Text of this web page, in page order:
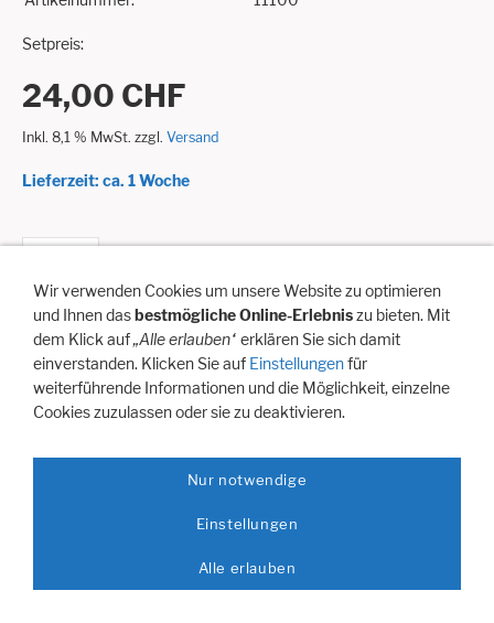
Setpreis:
24,00 CHF
Inkl. 8,1 % MwSt. zzgl. Versand
Lieferzeit: ca. 1 Woche
Für später merken
Slalomschwimmen unter Wasser. 4 Stück hellfarbige Streifen
150cm lang.
VertreterbesuchNewsletter Anmeldung
DatenschutzAGBCookies
Wir verwenden Cookies um unsere Website zu optimieren
und Ihnen dasbestmögliche Online-Erlebniszu bieten. Mit
dem Klick auf„Alle erlauben“ erklären Sie sich damit
einverstanden. Klicken Sie auf Einstellungenfür
weiterführende Informationen und die Möglichkeit, einzelne
Cookies zuzulassen oder sie zu deaktivieren.
Nur notwendige
Einstellungen
Alle erlauben